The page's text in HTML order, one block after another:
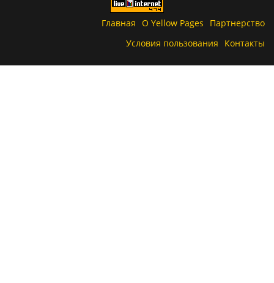
Главная О Yellow Pages
Партнерство
Условия пользования
Контакты